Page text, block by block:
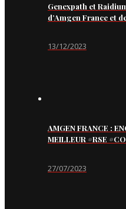
Genexpath et
d’Amgen France et
13/12/2023
AMGEN FRANCE :
MEILLEUR #RSE
27/07/2023